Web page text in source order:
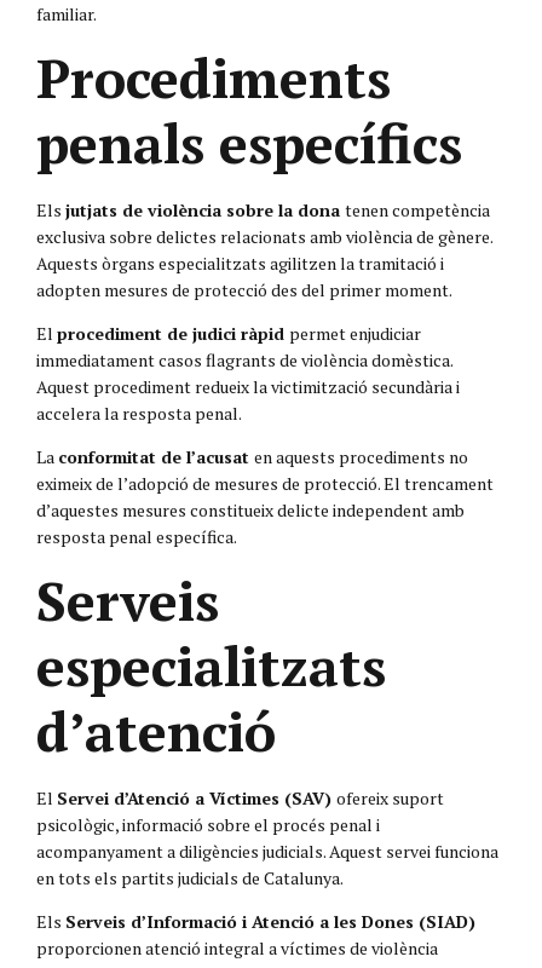
familiar.
Procediments
penals específics
Els jutjats de violència sobre la dona tenen competència
exclusiva sobre delictes relacionats amb violència de gènere.
Aquests òrgans especialitzats agilitzen la tramitació i
adopten mesures de protecció des del primer moment.
El procediment de judici ràpid permet enjudiciar
immediatament casos flagrants de violència domèstica.
Aquest procediment redueix la victimització secundària i
accelera la resposta penal.
La conformitat de l’acusat en aquests procediments no
eximeix de l’adopció de mesures de protecció. El trencament
d’aquestes mesures constitueix delicte independent amb
resposta penal específica.
Serveis
especialitzats
d’atenció
El Servei d’Atenció a Víctimes (SAV) ofereix suport
psicològic, informació sobre el procés penal i
acompanyament a diligències judicials. Aquest servei funciona
en tots els partits judicials de Catalunya.
Els Serveis d’Informació i Atenció a les Dones (SIAD)
proporcionen atenció integral a víctimes de violència